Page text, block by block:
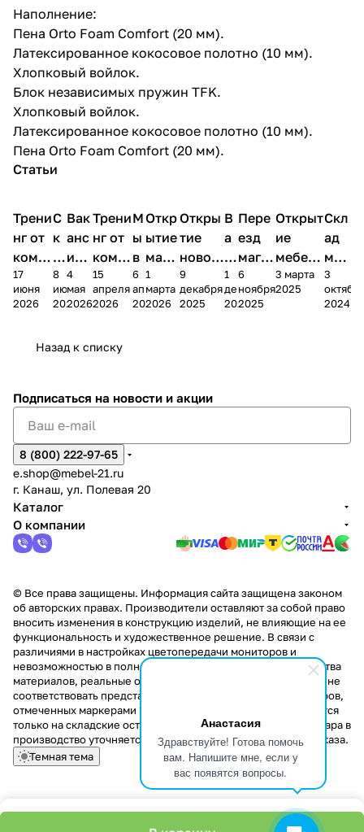
Анастасия
Здравствуйте! Готова помочь
вам. Напишите мне, если у
вас появятся вопросы.
Наполнение:
Пена Orto Foam Comfort (20 мм).
Латексированное кокосовое полотно (10 мм).
Хлопковый войлок.
Блок независимых пружин TFK.
Хлопковый войлок.
Латексированное кокосовое полотно (10 мм).
Пена Orto Foam Comfort (20 мм).
Статьи
Трени
нг от
комп
ании
Мело
17
июня
2026
С
к
и
д
к
2
8
июня
2026
Вак
анс
ия в
Чеб
окс
4
мая
2026
Трени
нг от
комп
ании
Мело
15
апреля
2026
М
ы
в
М
А
6
апреля
2026
Откр
ытие
мага
зина
в
1
марта
2026
Откры
тие
новог
о
магаз
9
декабря
2025
В
а
к
а
н
1
декабря
2025
Пере
езд
магаз
ина в
г.
6
ноября
2025
Открыт
ие
мебель
ного
салона
3 марта
2025
Скл
ад
меб
ели
пер
3
2024
Назад к списку
Подписаться на новости и акции
8 (800) 222-97-65
e.shop@mebel-21.ru
г. Канаш, ул. Полевая 20
Каталог
О компании
© Все права защищены. Информация сайта защищена законом
об авторских правах. Производители оставляют за собой право
вносить изменения в конструкцию изделий, не влияющие на ее
функциональность и художественное решение. В связи с
различиями в настройках цветопередачи мониторов и
невозможностью в полной мере передать некоторые свойства
материалов, реальные оттенки и текстуры продукции могут не
соответствовать представленным на сайте. Стоимость товаров,
отмеченных маркерами "Скидка!" и "Акция!" распространяется
только на складские остатки. Стоимость заказа данного товара в
производство уточняется у менеджера при оформлении заказа.
Темная тема